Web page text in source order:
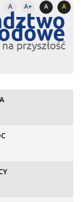
A A+ A A
przyszłość